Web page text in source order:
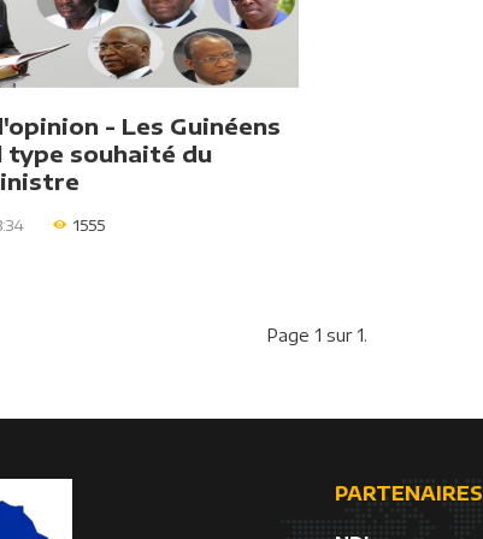
- Les Guinéens
souhaité du
1555
Page 1 sur 1.
PARTENAIRES